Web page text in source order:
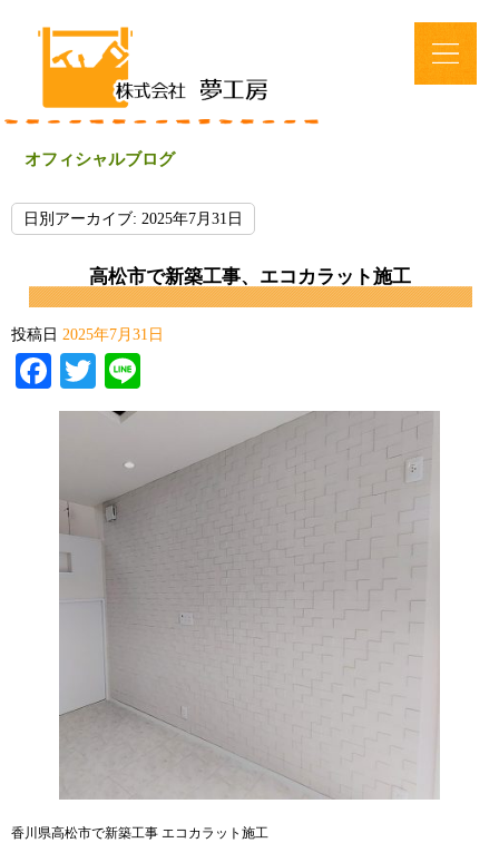
オフィシャルブログ
日別アーカイブ: 2025年7月31日
高松市で新築工事、エコカラット施工
投稿日 2025年7月31日
Facebook
Twitter
香川県高松市で新築工事 エコカラット施工